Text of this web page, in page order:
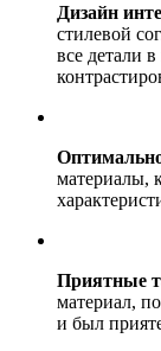
Дизайн
стилевой
все детали
материалы,
Приятные
материал,
и был